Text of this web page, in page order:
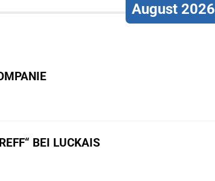
August 2026
BEI LUCKAIS